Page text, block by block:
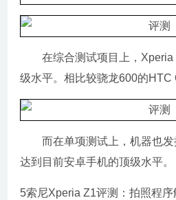
在综合测试项目上，Xperia
级水平。相比较骁龙600的HTC
而在单项测试上，机器也发
达到目前安卓手机的顶级水平。
5索尼Xperia Z1评测：拍照程序